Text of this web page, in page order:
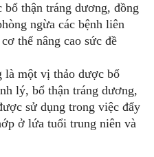
thận tráng dương, đồng
ngừa các bệnh liên
thể nâng cao sức đề
là một vị thảo dược bổ
lý, bổ thận tráng dương,
sử dụng trong việc đẩy
ở lứa tuổi trung niên và